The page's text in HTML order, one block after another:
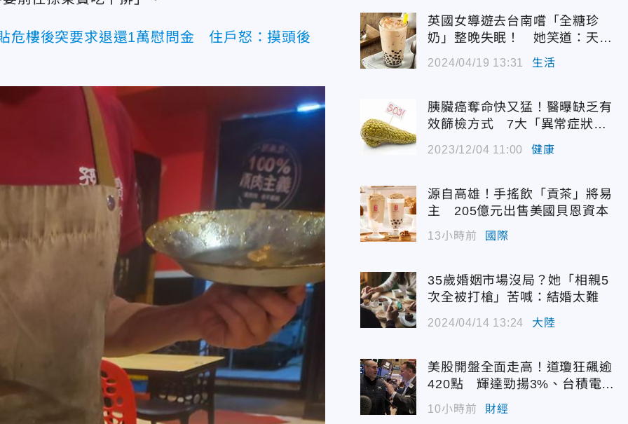
危樓後突要求退還1萬慰問金 住戶怒：摸頭後
英國女導遊去台南嚐「全糖珍
奶」整晚失眠！ 她笑道：天大
2024/04/19 13:31 生活
胰臟癌奪命快又猛！醫曝缺乏有
效篩檢方式 7大「異常症狀」
2023/12/04 11:00 健康
源自高雄！手搖飲「貢茶」將易
主 205億元出售美國貝恩資本
13小時前 國際
35歲婚姻市場沒局？她「相親5
次全被打槍」苦喊：結婚太難
2024/04/14 13:24 大陸
美股開盤全面走高！道瓊狂飆逾
420點 輝達勁揚3%、台積電A
DR續強
10小時前 財經